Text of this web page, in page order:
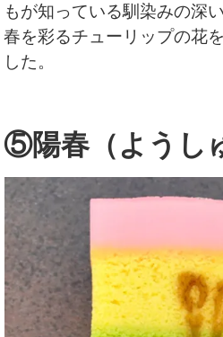
もが知っている馴染みの深
春を彩るチューリップの花
した。
⑤陽春（ようし